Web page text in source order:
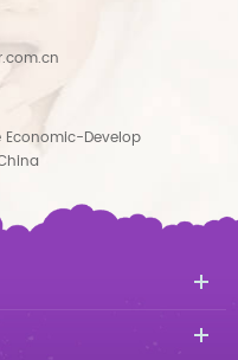
Economic-Develop